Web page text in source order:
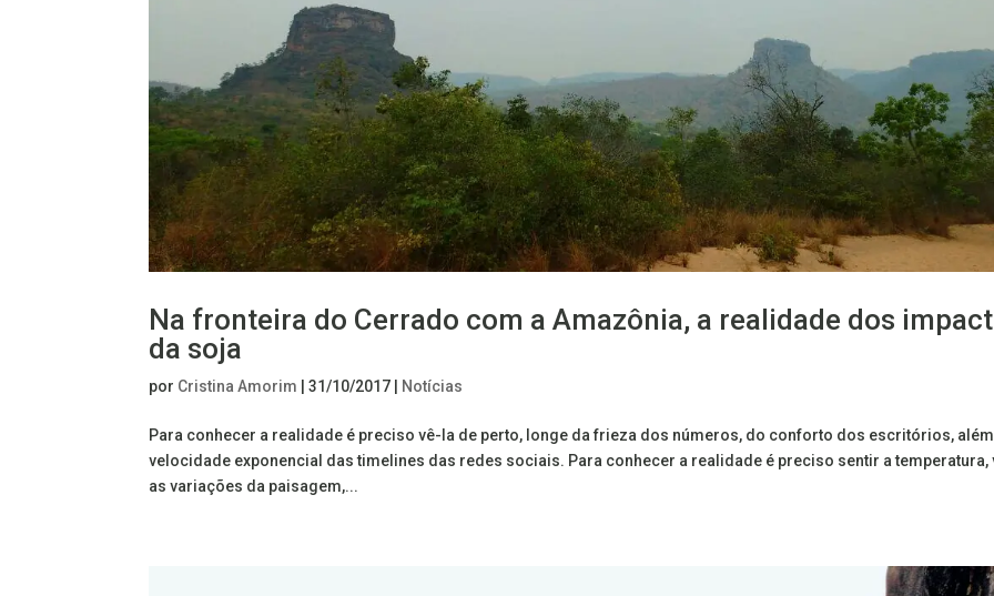
Na fronteira do Cerrado com a Amazônia, a realidade dos
da soja
por Cristina Amorim |31/10/2017 Notícias
Para conhecer a realidade é preciso vê-la de perto, longe da frieza dos números, do conforto dos escritórios,
velocidade exponencial das timelines das redes sociais. Para conhecer a realidade é preciso sentir a temperatura,
as variações da paisagem,...